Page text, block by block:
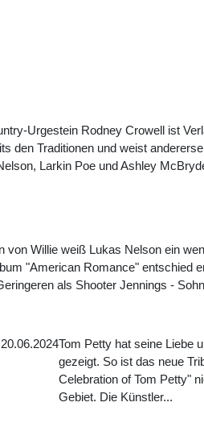
Urgestein Rodney Crowell ist
den Traditionen und weist
Larkin Poe und Ashley
von Willie weiß Lukas Nelson ein
"American Romance" entschied
als Shooter Jennings -
20.06.2024Tom Petty hat seine Liebe
gezeigt. So ist das neue
Celebration of Tom Petty"
Gebiet. Die Künstler...